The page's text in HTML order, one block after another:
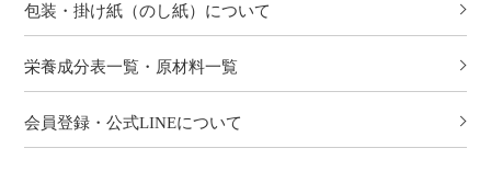
包装・掛け紙（のし紙）について
栄養成分表一覧・原材料一覧
会員登録・公式LINEについて